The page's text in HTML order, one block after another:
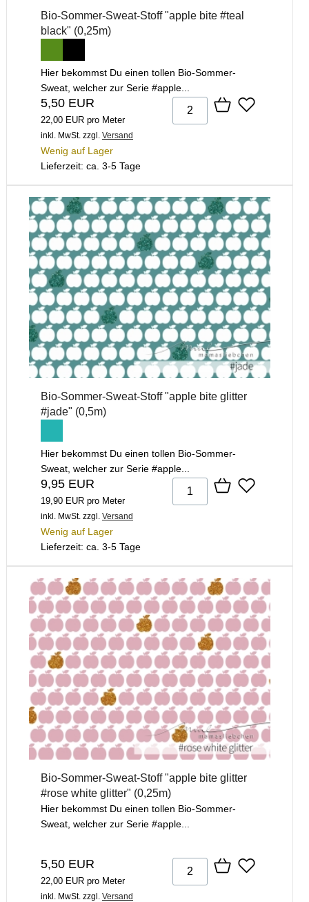
Bio-Sommer-Sweat-Stoff "apple bite #teal
black" (0,25m)
Hier bekommst Du einen tollen Bio-Sommer-
Sweat, welcher zur Serie #apple...
5,50 EUR
22,00 EUR pro Meter
inkl. MwSt. zzgl. Versand
Wenig auf Lager
Lieferzeit: ca. 3-5 Tage
Bio-Sommer-Sweat-Stoff "apple bite glitter
#jade" (0,5m)
Hier bekommst Du einen tollen Bio-Sommer-
Sweat, welcher zur Serie #apple...
9,95 EUR
19,90 EUR pro Meter
inkl. MwSt. zzgl. Versand
Wenig auf Lager
Lieferzeit: ca. 3-5 Tage
Bio-Sommer-Sweat-Stoff "apple bite glitter
#rose white glitter" (0,25m)
Hier bekommst Du einen tollen Bio-Sommer-
Sweat, welcher zur Serie #apple...
5,50 EUR
22,00 EUR pro Meter
inkl. MwSt. zzgl. Versand